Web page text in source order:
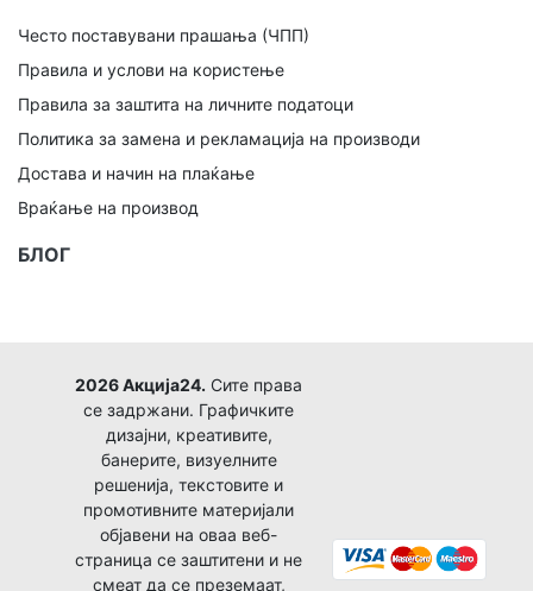
Често поставувани прашања (ЧПП)
Правила и услови на користење
Правила за заштита на личните податоци
Политика за замена и рекламација на производи
Достава и начин на плаќање
Враќање на производ
БЛОГ
2026 Акција24. Сите права
се задржани. Графичките
дизајни, креативите,
банерите, визуелните
решенија, текстовите и
промотивните материјали
објавени на оваа веб-
страница се заштитени и не
смеат да се преземаат,